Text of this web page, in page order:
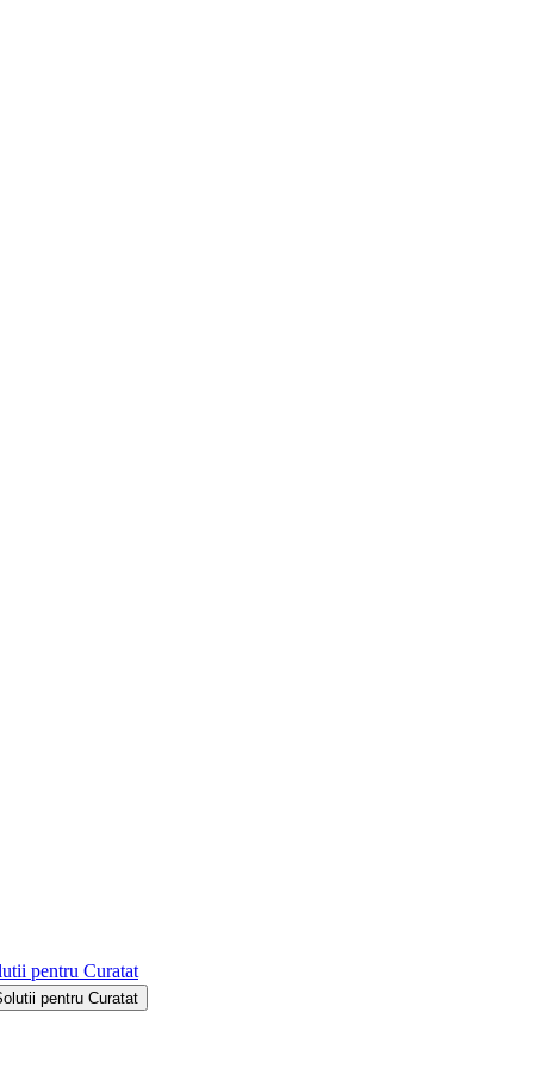
pentru Curatat
pentru Curatat